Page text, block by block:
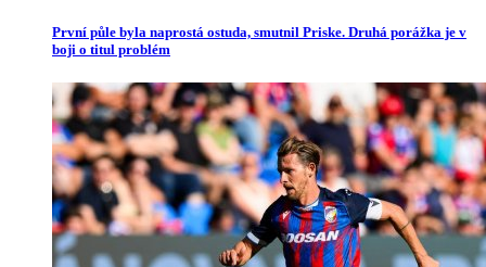
První půle byla naprostá ostuda, smutnil Priske. Druhá porážka je v
boji o titul problém